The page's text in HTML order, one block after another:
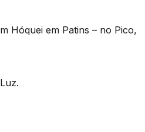
Hóquei em Patins – no Pico,